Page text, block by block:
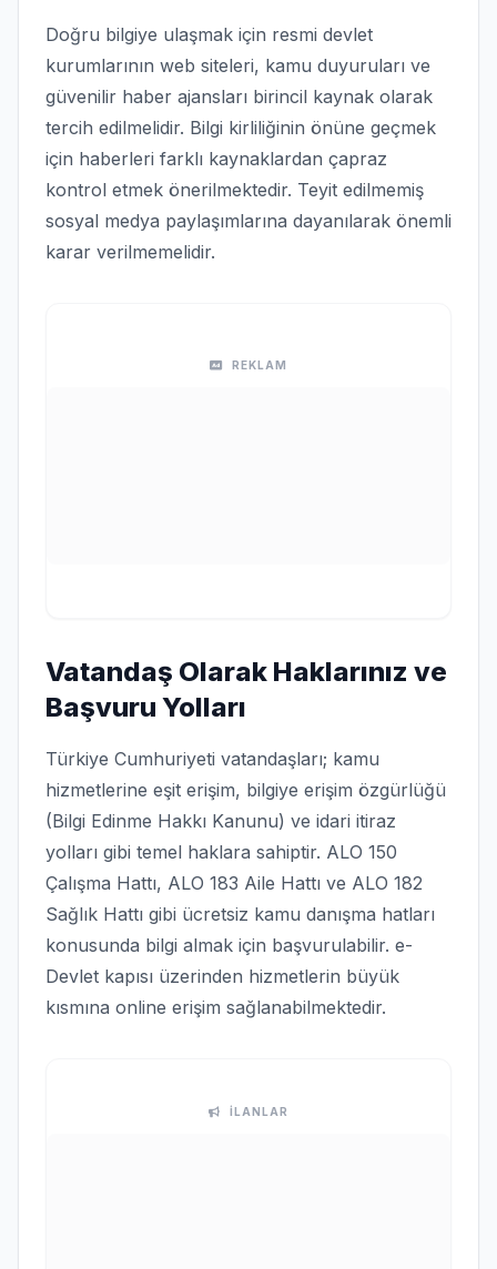
Doğru bilgiye ulaşmak için resmi devlet
kurumlarının web siteleri, kamu duyuruları ve
güvenilir haber ajansları birincil kaynak olarak
tercih edilmelidir. Bilgi kirliliğinin önüne geçmek
için haberleri farklı kaynaklardan çapraz
kontrol etmek önerilmektedir. Teyit edilmemiş
sosyal medya paylaşımlarına dayanılarak önemli
karar verilmemelidir.
REKLAM
Vatandaş Olarak Haklarınız ve
Başvuru Yolları
Türkiye Cumhuriyeti vatandaşları; kamu
hizmetlerine eşit erişim, bilgiye erişim özgürlüğü
(Bilgi Edinme Hakkı Kanunu) ve idari itiraz
yolları gibi temel haklara sahiptir. ALO 150
Çalışma Hattı, ALO 183 Aile Hattı ve ALO 182
Sağlık Hattı gibi ücretsiz kamu danışma hatları
konusunda bilgi almak için başvurulabilir. e-
Devlet kapısı üzerinden hizmetlerin büyük
kısmına online erişim sağlanabilmektedir.
İLANLAR